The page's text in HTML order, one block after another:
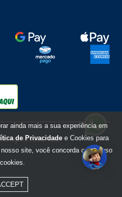
rights reserved
ainda mais a sua experiência em
de Privacidade e Cookies para
site, você concorda com o uso